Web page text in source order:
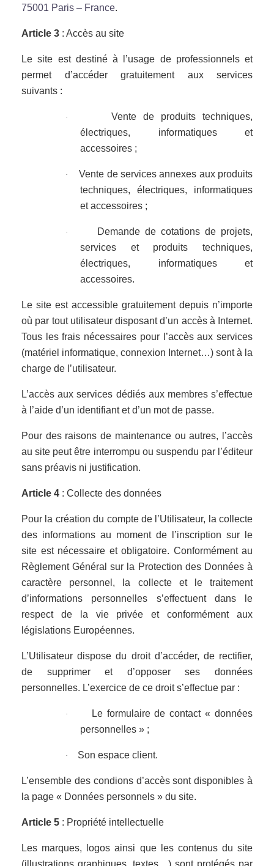
75001 Paris – France.
Article 3 : Accès au site
Le site est destiné à l’usage de professionnels et
permet d’accéder gratuitement aux services
suivants :
·
Vente de produits techniques,
électriques, informatiques et
accessoires ;
·
Vente de services annexes aux produits
techniques, électriques, informatiques
et accessoires ;
·
Demande de cotations de projets,
services et produits techniques,
électriques, informatiques et
accessoires.
Le site est accessible gratuitement depuis n’importe
où par tout utilisateur disposant d’un accès à Internet.
Tous les frais nécessaires pour l’accès aux services
(matériel informatique, connexion Internet…) sont à la
charge de l’utilisateur.
L’accès aux services dédiés aux membres s’effectue
à l’aide d’un identifiant et d’un mot de passe.
Pour des raisons de maintenance ou autres, l’accès
au site peut être interrompu ou suspendu par l’éditeur
sans préavis ni justification.
Article 4 : Collecte des données
Pour la création du compte de l’Utilisateur, la collecte
des informations au moment de l’inscription sur le
site est nécessaire et obligatoire. Conformément au
Règlement Général sur la Protection des Données à
caractère personnel, la collecte et le traitement
d’informations personnelles s’effectuent dans le
respect de la vie privée et conformément aux
législations Européennes.
L’Utilisateur dispose du droit d’accéder, de rectifier,
de supprimer et d’opposer ses données
personnelles. L’exercice de ce droit s’effectue par :
·
Le formulaire de contact « données
personnelles » ;
· Son espace client.
L’ensemble des condions d’accès sont disponibles à
la page « Données personnels » du site.
Article 5 : Propriété intellectuelle
Les marques, logos ainsi que les contenus du site
(illustrations graphiques, textes…) sont protégés par